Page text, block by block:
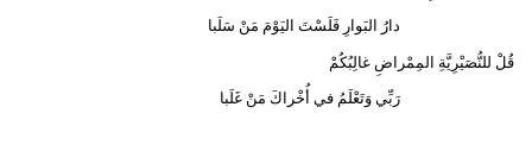
دارُ البَوارِ فَلَسْتَ اليَوْمَ مَنْ سَلَبا
قُلْ للنُّصَيْرِيَّةِ المِمْراضِ غالِبُكُمْ
رَبِّي وَتَعْلَمُ في أُخْراكَ مَنْ غَلَبا